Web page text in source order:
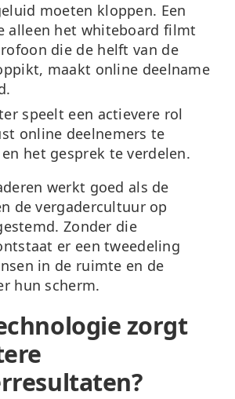
moeten kloppen. Een
alleen het whiteboard filmt
die de helft van de
maakt online deelname
speelt een actievere rol
online deelnemers te
het gesprek te verdelen.
werkt goed als de
de vergadercultuur op
Zonder die
er een tweedeling
in de ruimte en de
hun scherm.
zorgt